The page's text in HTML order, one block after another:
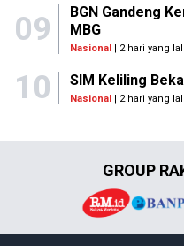
09
BGN Gandeng
MBG
Nasional| 2 hari yang
10 SIM Keliling
Nasional | 2 hari yang
GROUP